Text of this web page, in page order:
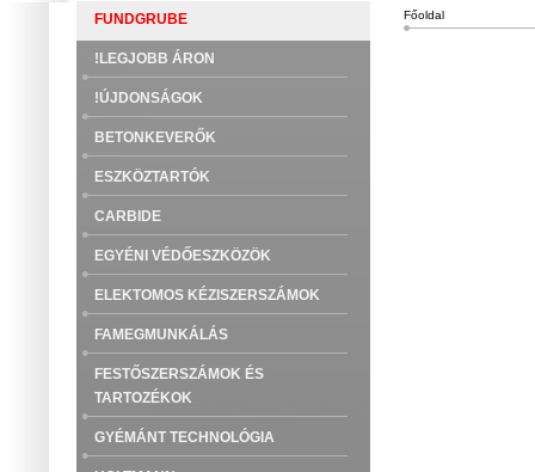
FUNDGRUBE
!LEGJOBB ÁRON
!ÚJDONSÁGOK
BETONKEVERŐK
ESZKÖZTARTÓK
CARBIDE
EGYÉNI VÉDŐESZKÖZÖK
ELEKTOMOS KÉZISZERSZÁMOK
FAMEGMUNKÁLÁS
FESTŐSZERSZÁMOK ÉS
TARTOZÉKOK
GYÉMÁNT TECHNOLÓGIA
Főoldal